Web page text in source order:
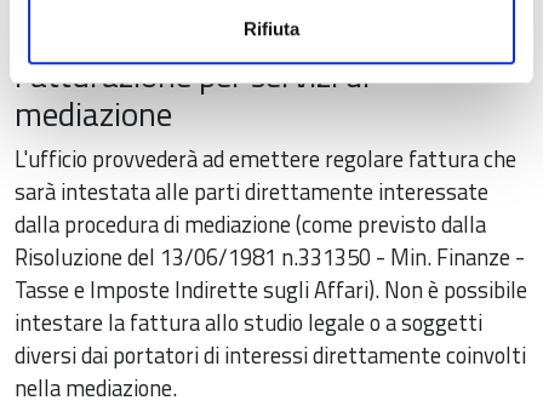
Rifiuta
Fatturazione per servizi di
mediazione
L'ufficio provvederà ad emettere regolare fattura che
sarà intestata alle parti direttamente interessate
dalla procedura di mediazione (come previsto dalla
Risoluzione del 13/06/1981 n.331350 - Min. Finanze -
Tasse e Imposte Indirette sugli Affari). Non è possibile
intestare la fattura allo studio legale o a soggetti
diversi dai portatori di interessi direttamente coinvolti
nella mediazione.